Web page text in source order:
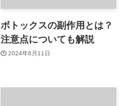
ボトックスの副作用とは？
注意点についても解説
2024年6月11日